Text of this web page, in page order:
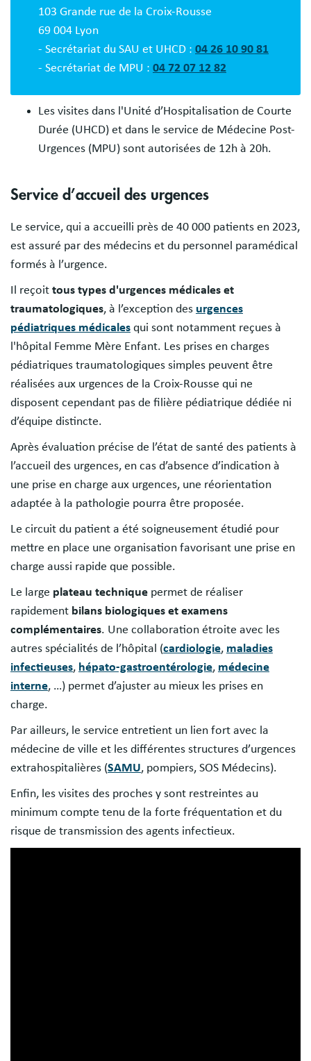
103 Grande rue de la Croix-Rousse
69 004 Lyon
- Secrétariat du SAU et UHCD : 04 26 10 90 81
- Secrétariat de MPU : 04 72 07 12 82
Les visites dans l'Unité d’Hospitalisation de Courte
Durée (UHCD) et dans le service de Médecine Post-
Urgences (MPU) sont autorisées de 12h à 20h.
Service d’accueil des urgences
Le service, qui a accueilli près de 40 000 patients en 2023,
est assuré par des médecins et du personnel paramédical
formés à l’urgence.
Il reçoit tous types d'urgences médicales et
traumatologiques, à l’exception des urgences
pédiatriques médicales qui sont notamment reçues à
l'hôpital Femme Mère Enfant. Les prises en charges
pédiatriques traumatologiques simples peuvent être
réalisées aux urgences de la Croix-Rousse qui ne
disposent cependant pas de filière pédiatrique dédiée ni
d’équipe distincte.
Après évaluation précise de l’état de santé des patients à
l’accueil des urgences, en cas d’absence d’indication à
une prise en charge aux urgences, une réorientation
adaptée à la pathologie pourra être proposée.
Le circuit du patient a été soigneusement étudié pour
mettre en place une organisation favorisant une prise en
charge aussi rapide que possible.
Le large plateau technique permet de réaliser
rapidement bilans biologiques et examens
complémentaires. Une collaboration étroite avec les
autres spécialités de l’hôpital (cardiologie, maladies
infectieuses, hépato-gastroentérologie, médecine
interne, …) permet d’ajuster au mieux les prises en
charge.
Par ailleurs, le service entretient un lien fort avec la
médecine de ville et les différentes structures d’urgences
extrahospitalières (SAMU, pompiers, SOS Médecins).
Enfin, les visites des proches y sont restreintes au
minimum compte tenu de la forte fréquentation et du
risque de transmission des agents infectieux.